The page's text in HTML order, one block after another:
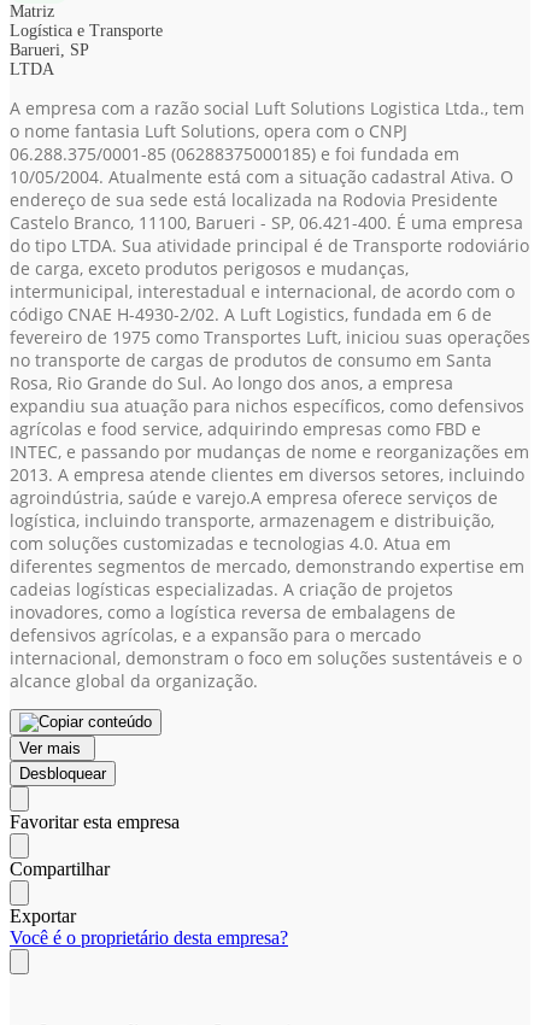
Matriz
Logística e Transporte
Barueri, SP
LTDA
A empresa com a razão social Luft Solutions Logistica Ltda., tem
o nome fantasia Luft Solutions, opera com o CNPJ
06.288.375/0001-85 (06288375000185) e foi fundada em
10/05/2004. Atualmente está com a situação cadastral Ativa. O
endereço de sua sede está localizada na Rodovia Presidente
Castelo Branco, 11100, Barueri - SP, 06.421-400. É uma empresa
do tipo LTDA. Sua atividade principal é de Transporte rodoviário
de carga, exceto produtos perigosos e mudanças,
intermunicipal, interestadual e internacional, de acordo com o
código CNAE H-4930-2/02. A Luft Logistics, fundada em 6 de
fevereiro de 1975 como Transportes Luft, iniciou suas operações
no transporte de cargas de produtos de consumo em Santa
Rosa, Rio Grande do Sul. Ao longo dos anos, a empresa
expandiu sua atuação para nichos específicos, como defensivos
agrícolas e food service, adquirindo empresas como FBD e
INTEC, e passando por mudanças de nome e reorganizações em
2013. A empresa atende clientes em diversos setores, incluindo
agroindústria, saúde e varejo.A empresa oferece serviços de
logística, incluindo transporte, armazenagem e distribuição,
com soluções customizadas e tecnologias 4.0. Atua em
diferentes segmentos de mercado, demonstrando expertise em
cadeias logísticas especializadas. A criação de projetos
inovadores, como a logística reversa de embalagens de
defensivos agrícolas, e a expansão para o mercado
internacional, demonstram o foco em soluções sustentáveis e o
alcance global da organização.
Ver mais
Desbloquear
Favoritar esta empresa
Compartilhar
Exportar
Você é o proprietário desta empresa?